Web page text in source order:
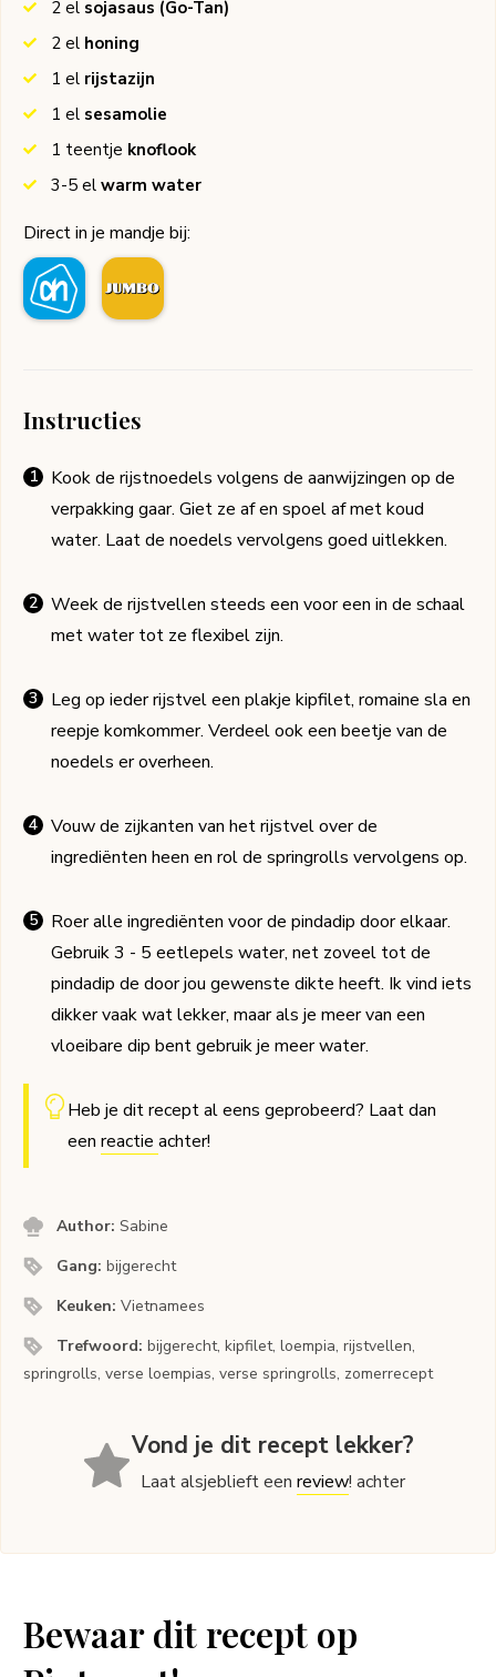
2 el sojasaus (Go-Tan)
2 el honing
1 el rijstazijn
1 el sesamolie
1 teentje knoflook
3-5 el warm water
Direct in je mandje bij:
Instructies
Kook de rijstnoedels volgens de aanwijzingen op de
verpakking gaar. Giet ze af en spoel af met koud
water. Laat de noedels vervolgens goed uitlekken.
Week de rijstvellen steeds een voor een in de schaal
met water tot ze flexibel zijn.
Leg op ieder rijstvel een plakje kipfilet, romaine sla en
reepje komkommer. Verdeel ook een beetje van de
noedels er overheen.
Vouw de zijkanten van het rijstvel over de
ingrediënten heen en rol de springrolls vervolgens op.
Roer alle ingrediënten voor de pindadip door elkaar.
Gebruik 3 - 5 eetlepels water, net zoveel tot de
pindadip de door jou gewenste dikte heeft. Ik vind iets
dikker vaak wat lekker, maar als je meer van een
vloeibare dip bent gebruik je meer water.
Heb je dit recept al eens geprobeerd? Laat dan
een reactie achter!
Author:Sabine
Gang:bijgerecht
Keuken:Vietnamees
Trefwoord:bijgerecht, kipfilet, loempia, rijstvellen,
springrolls, verse loempias, verse springrolls, zomerrecept
Vond je dit recept lekker?
Laat alsjeblieft eenreview! achter
Bewaar dit recept op